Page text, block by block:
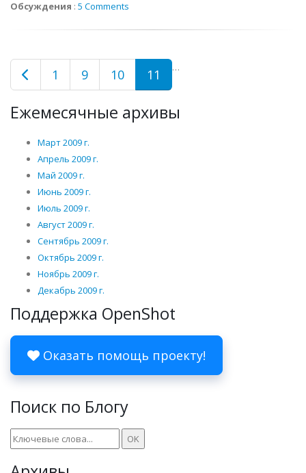
Обсуждения : 5 Comments
1 …
9 10 11
Ежемесячные архивы
Март 2009 г.
Апрель 2009 г.
Май 2009 г.
Июнь 2009 г.
Июль 2009 г.
Август 2009 г.
Сентябрь 2009 г.
Октябрь 2009 г.
Ноябрь 2009 г.
Декабрь 2009 г.
Поддержка OpenShot
Оказать помощь проекту!
Поиск по Блогу